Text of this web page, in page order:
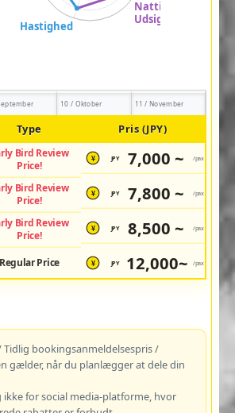
10 / Oktober 11 / November
Type Pris (JPY)
Bird Review
Price!
¥ JPY 7,000 ~ /pax
Bird Review
Price!
¥ JPY 7,800 ~ /pax
Bird Review
Price!
¥ JPY 8,500 ~ /pax
Regular Price ¥ JPY 12,000~ /pax
Tidlig bookingsanmeldelsespris /
gælder, når du planlægger at dele din
for social media-platforme, hvor